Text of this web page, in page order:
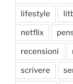
lifestyle
netflix
recensioni
scrivere